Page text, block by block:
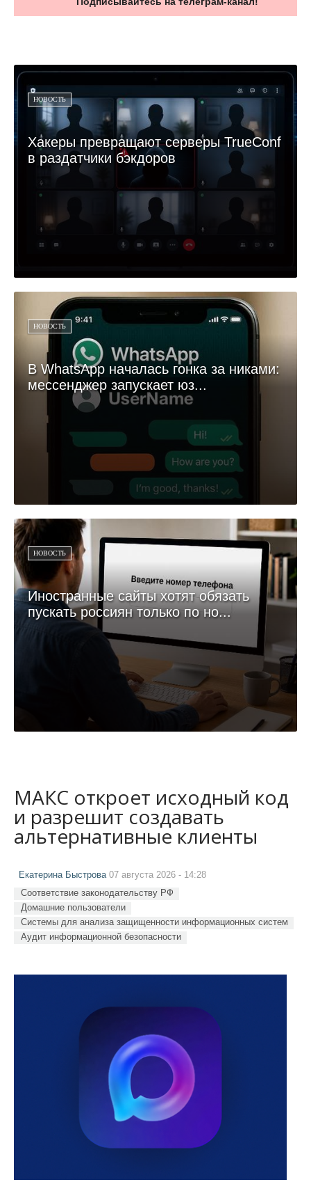
НОВОСТЬ
Хакеры превращают серверы TrueConf
в раздатчики бэкдоров
НОВОСТЬ
В WhatsApp началась гонка за никами:
мессенджер запускает юз...
НОВОСТЬ
Иностранные сайты хотят обязать
пускать россиян только по но...
МАКС откроет исходный код
и разрешит создавать
альтернативные клиенты
Екатерина Быстрова07 августа 2026 - 14:28
Соответствие законодательству РФ
Домашние пользователи
Системы для анализа защищенности информационных систем
Аудит информационной безопасности